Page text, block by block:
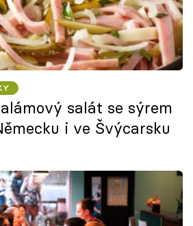
salát se sýrem
i ve Švýcarsku